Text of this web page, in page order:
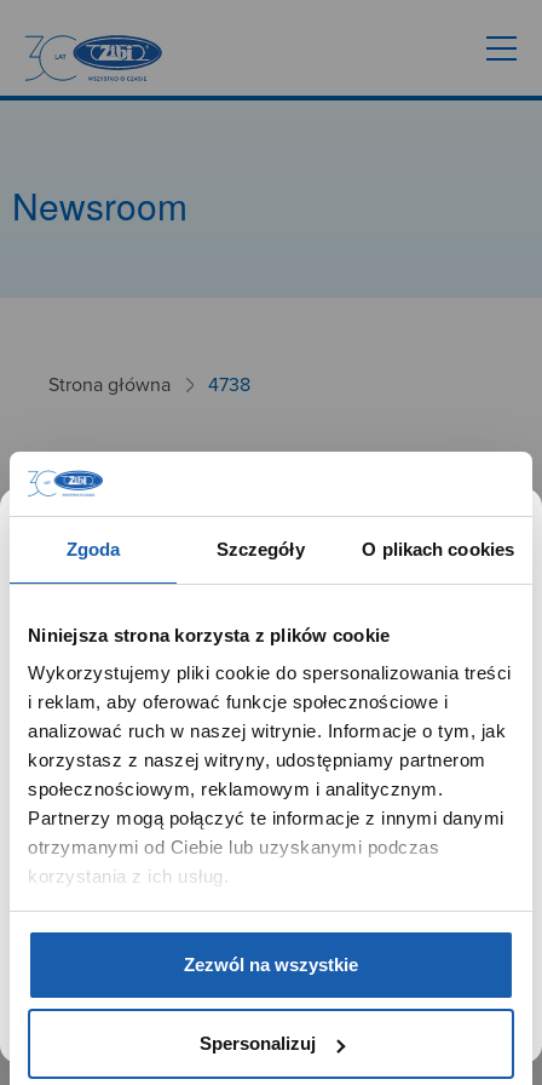
Zgoda Szczegóły O plikach cookies
Niniejsza strona korzysta z plików cookie
Wykorzystujemy pliki cookie do spersonalizowania treści
i reklam, aby oferować funkcje społecznościowe i
analizować ruch w naszej witrynie. Informacje o tym, jak
korzystasz z naszej witryny, udostępniamy partnerom
społecznościowym, reklamowym i analitycznym.
Partnerzy mogą połączyć te informacje z innymi danymi
otrzymanymi od Ciebie lub uzyskanymi podczas
korzystania z ich usług.
Zezwól na wszystkie
Spersonalizuj
Newsroom
Strona główna 4738
4738
26.09.2024
GRUPA ZIBI
Historia
Misja, wizja i wartości Grupy Zibi
Ważne daty
Kariera
Zgoda na ciasteczka
PRODUKTY
Kalkulatory
SIECI SPRZEDAŻY
SZANOWNY UŻYTKOWNIKU,
SZANOWNA UŻYTKOWNICZKO
Używamy plików cookie w celach analitycznych,
statystycznych i marketingowych, w tym aby analizować
ruch w tej witrynie, optymalizować jej działanie oraz
zapamiętywać Twoje preferencje.